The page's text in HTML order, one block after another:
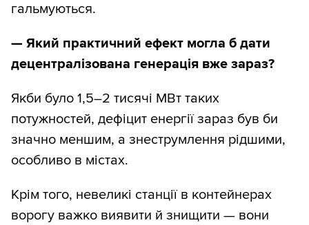
гальмуються.
— Який практичний ефект могла б дати
децентралізована генерація вже зараз?
Якби було 1,5–2 тисячі МВт таких
потужностей, дефіцит енергії зараз був би
значно меншим, а знеструмлення рідшими,
особливо в містах.
Крім того, невеликі станції в контейнерах
ворогу важко виявити й знищити — вони